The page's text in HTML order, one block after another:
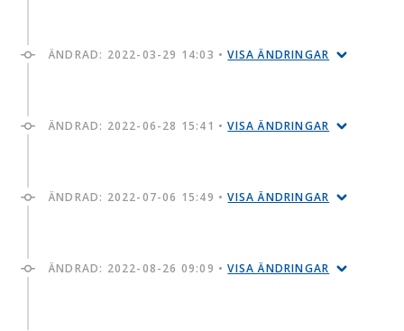
ÄNDRAD: 2022-03-29 14:03 •VISA ÄNDRINGAR
ÄNDRAD: 2022-06-28 15:41 •VISA ÄNDRINGAR
ÄNDRAD: 2022-07-06 15:49 •VISA ÄNDRINGAR
ÄNDRAD: 2022-08-26 09:09 •VISA ÄNDRINGAR